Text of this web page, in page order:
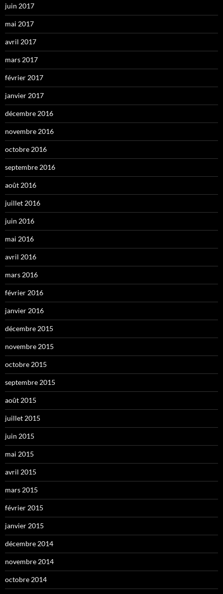
juin 2017
mai 2017
avril 2017
mars 2017
février 2017
janvier 2017
décembre 2016
novembre 2016
octobre 2016
septembre 2016
août 2016
juillet 2016
juin 2016
mai 2016
avril 2016
mars 2016
février 2016
janvier 2016
décembre 2015
novembre 2015
octobre 2015
septembre 2015
août 2015
juillet 2015
juin 2015
mai 2015
avril 2015
mars 2015
février 2015
janvier 2015
décembre 2014
novembre 2014
octobre 2014